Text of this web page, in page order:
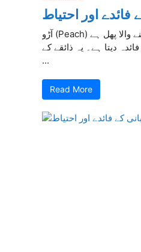
فائدے اور احتیاط
آڑو (Peach) ایک رسیلا اور ٹھنڈک دینے والا پھل ہے
دیتا ہے۔ یہ ذائقے کے
...
Read More